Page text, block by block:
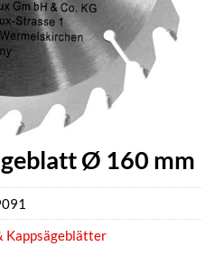
Ø 160 mm
Kappsägeblätter